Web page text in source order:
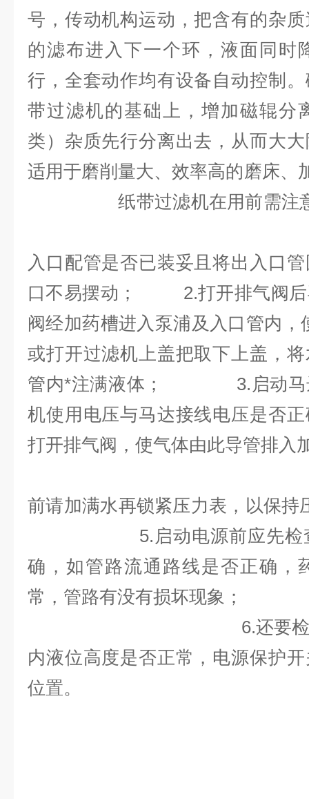
号，传动机构运动，把含有的杂
的滤布进入下一个环，液面同时
行，全套动作均有设备自动控制。
带过滤机的基础上，增加磁辊分
类）杂质先行分离出去，从而大
适用于磨削量大、效率高的
纸带过滤机在用前
入口配管是否已装妥且将出入口
口不易摆动； 2.打开排气阀
阀经加药槽进入泵浦及入口管内
或打开过滤机上盖把取下上盖，
管内*注满液体； 3.启动
机使用电压与马达接线电压是否
打开排气阀，使气体由此
前请加满水再锁紧压力表，以
5.启动电源前应先
确，如管路流通路线是否正确，
常，管路有没有
6.还要
内液位高度是否正常，电源保护
位置。